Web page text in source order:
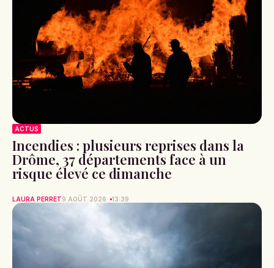
ACTUS
Incendies : plusieurs reprises dans la
Drôme, 37 départements face à un
risque élevé ce dimanche
LAURA PERRET9 AOÛT 2026 13:39